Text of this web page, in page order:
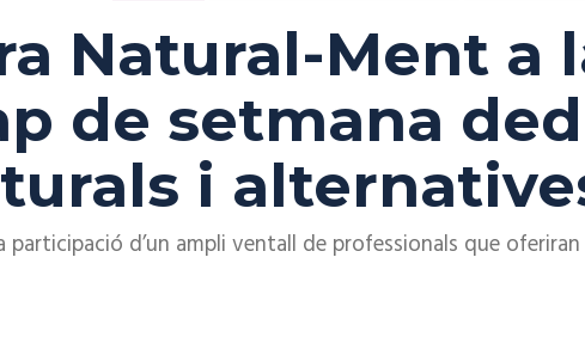
Natural-Ment a
de setmana
i
d’un ampli ventall de professionals que